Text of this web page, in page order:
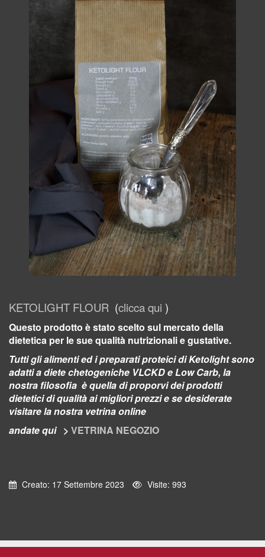
KETOLIGHT FLOUR (clicca qui )
Questo prodotto è stato scelto sul mercato della
dietetica per le sue qualità nutrizionali e gustative.
Tutti gli alimenti ed i preparati proteici di Ketolight sono
adatti a diete chetogeniche VLCKD e Low Carb, la
nostra filosofia è quella di proporvi dei prodotti
dietetici di qualità ai migliori prezzi e se desiderate
visitare la nostra vetrina online
andate qui> VETRINA NEGOZIO
Creato: 17 Settembre 2023 Visite: 993